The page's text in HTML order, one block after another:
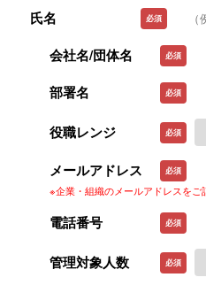
氏名
会社名/団体名
部署名
役職レンジ
メールアドレス
※企業・組織のメールアドレスを
電話番号
管理対象人数